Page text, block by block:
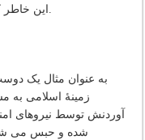
این خاطر که می خواهند از عیسی مسیح پیروی نمایند.
به عنوان مثال یک
زمینۀ اسلامی به
آوردنش توسط نیروهای
شده و حبس می